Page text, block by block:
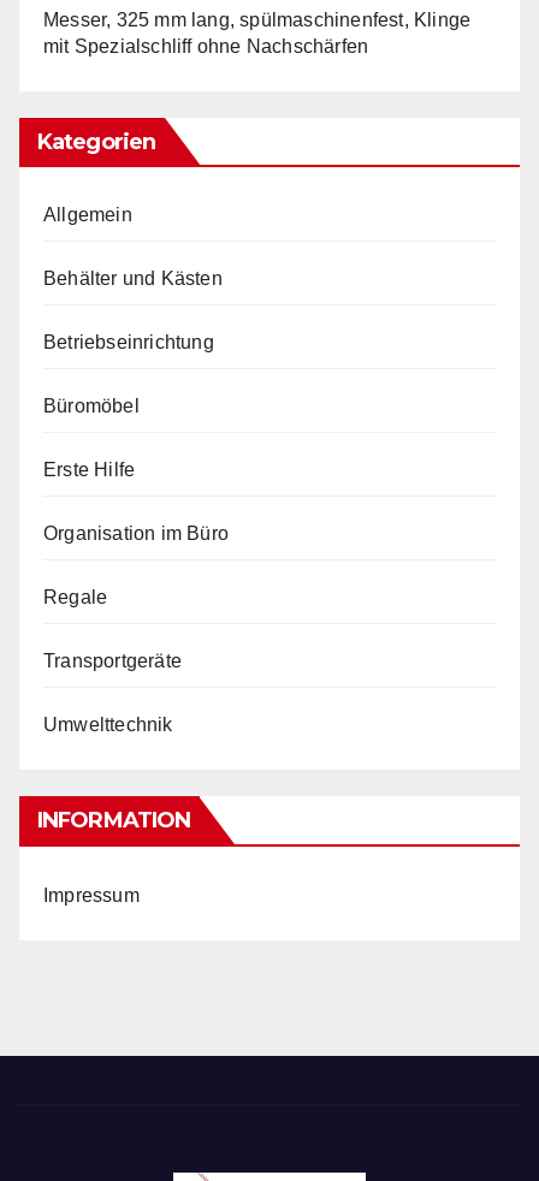
Messer, 325 mm lang, spülmaschinenfest, Klinge
mit Spezialschliff ohne Nachschärfen
Kategorien
Allgemein
Behälter und Kästen
Betriebseinrichtung
Büromöbel
Erste Hilfe
Organisation im Büro
Regale
Transportgeräte
Umwelttechnik
INFORMATION
Impressum